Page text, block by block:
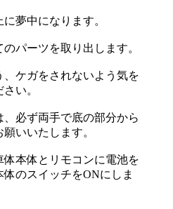
夢中になります。
のパーツを取り出します。
ケガをされないよう気を
い。
必ず両手で底の部分から
いいたします。
体本体とリモコンに電池を
のスイッチをONにしま